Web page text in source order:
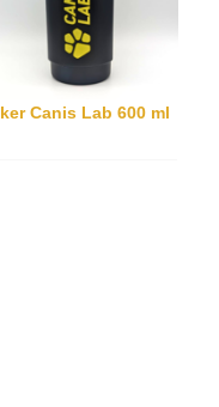
Canis Lab 600 ml